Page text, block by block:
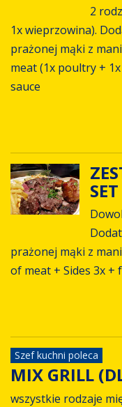
2
1x wieprzowina).
prażonej mąki z
meat (1x poultry +
sauce
SET
prażonej mąki z
of meat + Sides 3x +
Szef kuchni poleca
MIX GRILL
wszystkie rodzaje